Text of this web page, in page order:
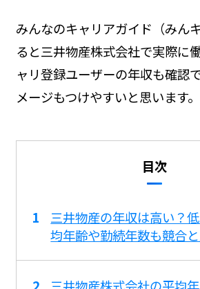
みんなのキャリアガイド（みん
ると三井物産株式会社で実際に
ャリ登録ユーザーの年収も確認
メージもつけやすいと思います。
目次
三井物産の年収は高い？
均年齢や勤続年数も競合